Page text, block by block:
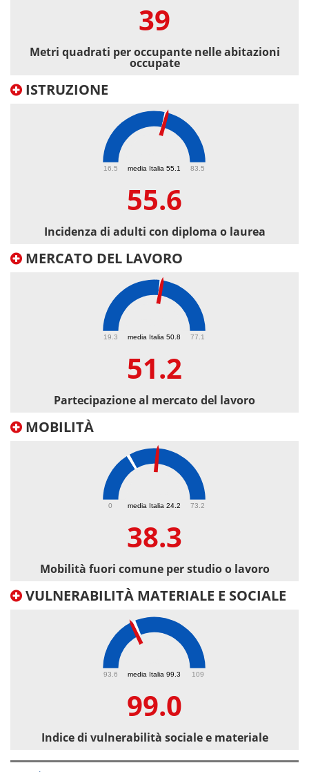
39
Metri quadrati per occupante nelle abitazioni
occupate
ISTRUZIONE
media Italia 55.1
16.5 83.5
55.6
Incidenza di adulti con diploma o laurea
MERCATO DEL LAVORO
media Italia 50.8
19.3 77.1
51.2
Partecipazione al mercato del lavoro
MOBILITÀ
media Italia 24.2
0 73.2
38.3
Mobilità fuori comune per studio o lavoro
VULNERABILITÀ MATERIALE E SOCIALE
media Italia 99.3
93.6 109
99.0
Indice di vulnerabilità sociale e materiale